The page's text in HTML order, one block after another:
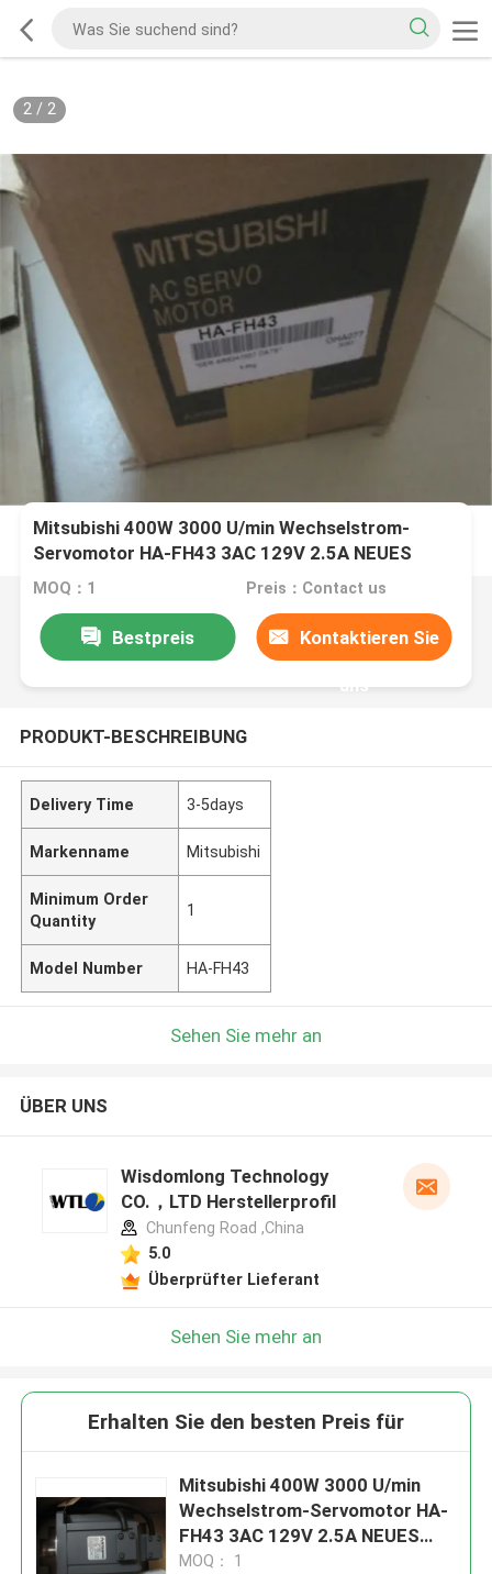
2/ 2
Mitsubishi 400W 3000 U/min Wechselstrom-
Servomotor HA-FH43 3AC 129V 2.5A NEUES
HAFH43
MOQ：1 Preis：Contact us
Bestpreis Kontaktieren Sie
uns
PRODUKT-BESCHREIBUNG
Delivery Time 3-5days
Markenname Mitsubishi
Minimum Order
Quantity
1
Model Number HA-FH43
Sehen Sie mehr an
ÜBER UNS
Wisdomlong Technology
CO.，LTD Herstellerprofil
Chunfeng Road ,China
5.0
Überprüfter Lieferant
Sehen Sie mehr an
Erhalten Sie den besten Preis für
Mitsubishi 400W 3000 U/min
Wechselstrom-Servomotor HA-
FH43 3AC 129V 2.5A NEUES
HAFH43
MOQ： 1